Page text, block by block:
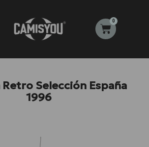
0
Carrito
Selección España
1996